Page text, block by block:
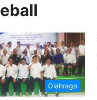
Olahraga